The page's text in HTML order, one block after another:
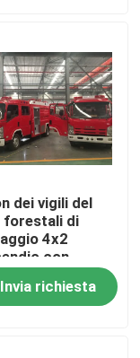
di
dei vigili del
forestali di
4x2
con
di 2000 litri
Invia richiesta